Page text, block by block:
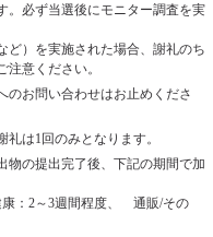
。必ず当選後にモニター調査を実
ど）を実施された場合、謝礼のち
注意ください。
のお問い合わせはお止めくださ
は1回のみとなります。
物の提出完了後、下記の期間で加
：2～3週間程度、 通販/その